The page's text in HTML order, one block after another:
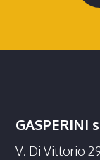
GASPERINI
V. Di Vittorio